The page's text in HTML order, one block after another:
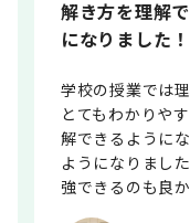
解き方を理解
になりました！
学校の授業では
とてもわかりや
解できるように
ようになりまし
強できるのも良か